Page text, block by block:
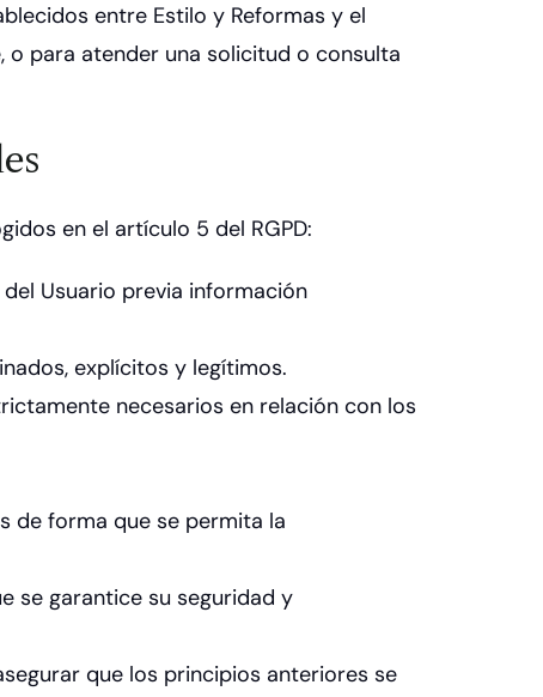
entre Estilo y Reformas y el
o para atender una solicitud o consulta
en el artículo 5 del RGPD:
Usuario previa información
explícitos y legítimos.
necesarios en relación con los
de forma que se permita la
se garantice su seguridad y
que los principios anteriores se